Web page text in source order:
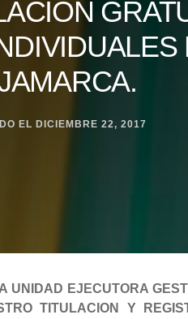
EL DICIEMBRE 22, 2017
UNIDAD EJECUTORA
TITULACION Y